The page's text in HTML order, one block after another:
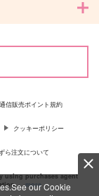
our Cookie
通信販売ポイント規約
クッキーポリシー
ら注文について
using purchases agent
…more